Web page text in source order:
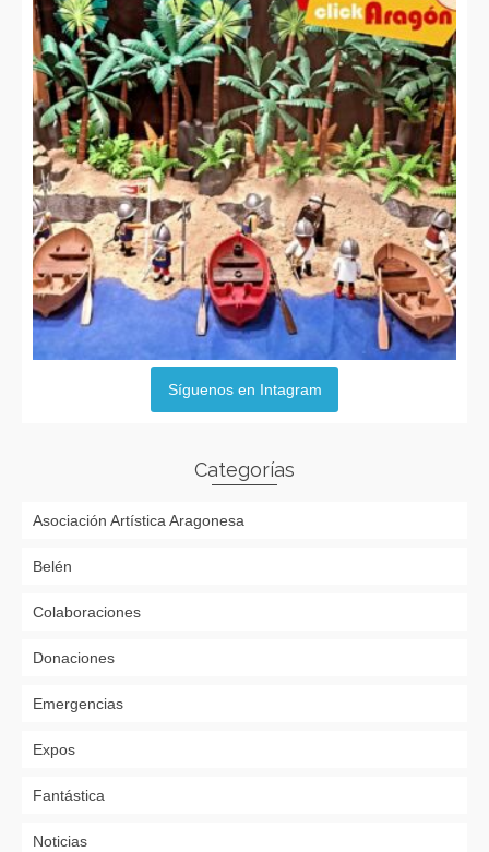
Síguenos en Intagram
Categorías
Asociación Artística Aragonesa
Belén
Colaboraciones
Donaciones
Emergencias
Expos
Fantástica
Noticias